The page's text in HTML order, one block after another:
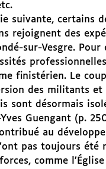
suivante, certains
rejoignent des
sur-Vesgre. Pour
finistérien. Le
des militants et
sont désormais
Guengant (p.
au
pas toujours été
comme